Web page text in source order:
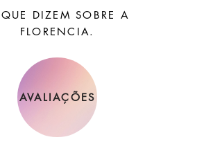
DIZEM SOBRE A
FLORENCIA.
AVALIAÇÕES